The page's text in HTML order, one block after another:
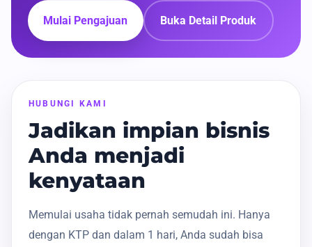
Mulai Pengajuan Buka Detail Produk
HUBUNGI KAMI
Jadikan impian bisnis
Anda menjadi
kenyataan
Memulai usaha tidak pernah semudah ini. Hanya
dengan KTP dan dalam 1 hari, Anda sudah bisa